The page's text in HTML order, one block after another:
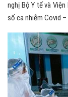
nghị Bộ Y tế và
số ca nhiễm Covid